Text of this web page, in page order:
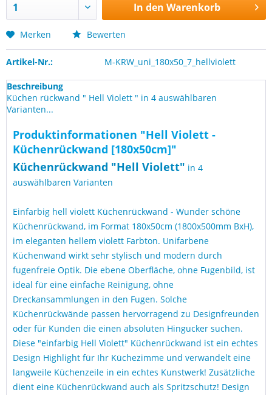
In den Warenkorb
Merken Bewerten
Artikel-Nr.: M-KRW_uni_180x50_7_hellviolett
Beschreibung
Küchen rückwand " Hell Violett " in 4 auswählbaren
Varianten...
Produktinformationen "Hell Violett -
Küchenrückwand [180x50cm]"
Küchenrückwand "Hell Violett" in 4
auswählbaren Varianten
Einfarbig hell violett Küchenrückwand - Wunder schöne
Küchenrückwand, im Format 180x50cm (1800x500mm BxH),
im eleganten hellem violett Farbton. Unifarbene
Küchenwand wirkt sehr stylisch und modern durch
fugenfreie Optik. Die ebene Oberfläche, ohne Fugenbild, ist
ideal für eine einfache Reinigung, ohne
Dreckansammlungen in den Fugen. Solche
Küchenrückwände passen hervorragend zu Designfreunden
oder für Kunden die einen absoluten Hingucker suchen.
Diese "einfarbig Hell Violett" Küchenrückwand ist ein echtes
Design Highlight für Ihr Küchezimme und verwandelt eine
langweile Küchenzeile in ein echtes Kunstwerk! Zusätzliche
dient eine Küchenrückwand auch als Spritzschutz! Design